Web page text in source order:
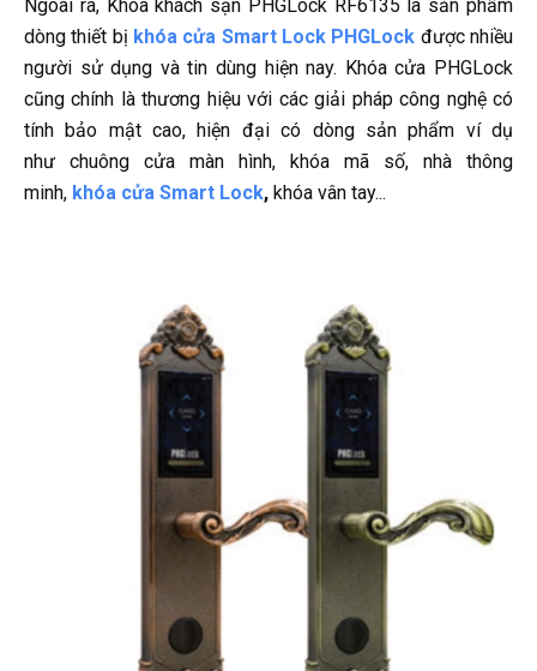
Ngoài ra, Khóa khách sạn PHGLock RF6135 là sản phẩm
dòng thiết bị khóa cửa Smart Lock PHGLock được nhiều
người sử dụng và tin dùng hiện nay. Khóa cửa PHGLock
cũng chính là thương hiệu với các giải pháp công nghệ có
tính bảo mật cao, hiện đại có dòng sản phẩm ví dụ
như chuông cửa màn hình, khóa mã số, nhà thông
minh, khóa cửa Smart Lock, khóa vân tay...